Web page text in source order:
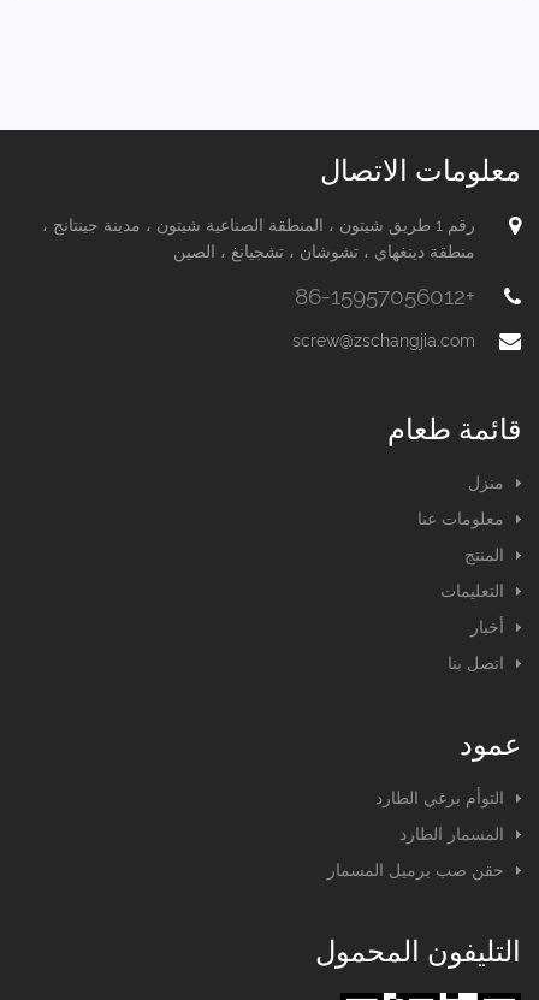
معلومات الاتصال
رقم 1 طريق شيتون ، المنطقة الصناعية شيتون ، مدينة جينتانج ،
منطقة دينغهاي ، تشوشان ، تشجيانغ ، الصين
+86-15957056012
screw@zschangjia.com
قائمة طعام
منزل
معلومات عنا
المنتج
التعليمات
أخبار
اتصل بنا
عمود
التوأم برغي الطارد
المسمار الطارد
حقن صب برميل المسمار
التليفون المحمول